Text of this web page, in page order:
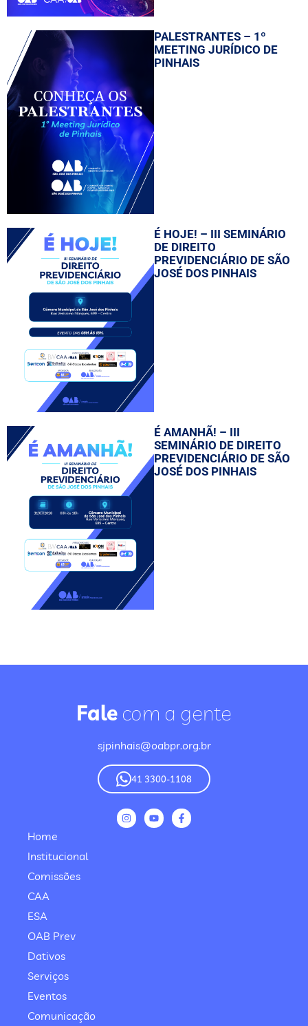
PALESTRANTES – 1º
MEETING JURÍDICO DE
PINHAIS
É HOJE! – III SEMINÁRIO
DE DIREITO
PREVIDENCIÁRIO DE SÃO
JOSÉ DOS PINHAIS
É AMANHÃ! – III
SEMINÁRIO DE DIREITO
PREVIDENCIÁRIO DE SÃO
JOSÉ DOS PINHAIS
Fale com a gente
sjpinhais@oabpr.org.br
41 3300-1108
Home
Institucional
Comissões
CAA
ESA
OAB Prev
Dativos
Serviços
Eventos
Comunicação